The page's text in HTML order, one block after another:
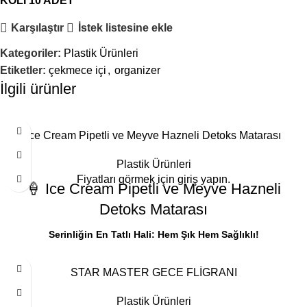
Karşılaştır İstek listesine ekle
Kategoriler: Plastik Ürünleri
Etiketler: çekmece içi , organizer
İlgili ürünler
Ice Cream Pipetli ve Meyve Hazneli Detoks Matarası
Plastik Ürünleri
Fiyatları görmek için giriş yapın.
🍦 Ice Cream Pipetli ve Meyve Hazneli
Detoks Matarası
Serinliğin En Tatlı Hali: Hem Şık Hem Sağlıklı!
muhteşem bir matara! Dondurma külahı konseptli tasarımı ve canlı
renkleriyle elinizden düşürmeyeceğiniz bu suluk, sadece su içmeyi
değil; meyve aromalı detoks içecekleri hazırlamayı da keyfe
STAR MASTER GECE FLİGRANI
Plastik Ürünleri